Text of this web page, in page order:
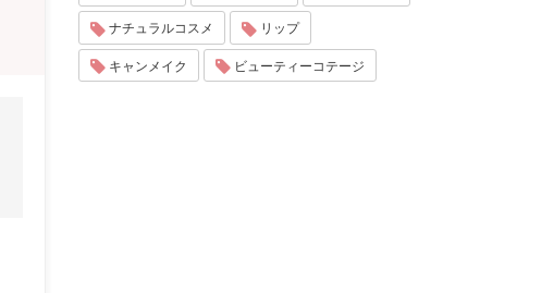
ナチュラルコスメ リップ
キャンメイク ビューティーコテージ